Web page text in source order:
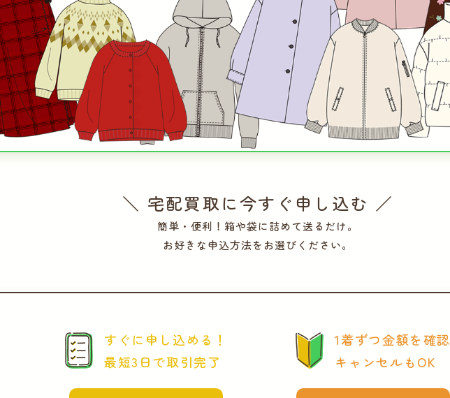
＼ 宅配買取に今すぐ申し込む ／
簡単・便利！箱や袋に詰めて送るだけ。
お好きな申込方法をお選びください。
すぐに申し込める！
最短3日で取引完了
1着ずつ金額を確認
キャンセルもOK